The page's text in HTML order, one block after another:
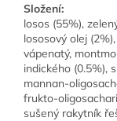
Složení:
losos (55%),
lososový olej
vápenatý,
indického (0.5%),
mannan-
frukto-
sušený rakytník